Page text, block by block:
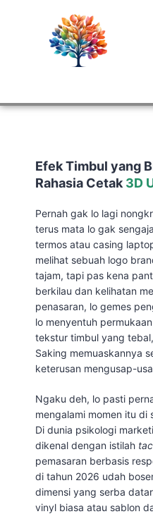
Efek Timbul yang
Rahasia Cetak 3D
Pernah gak lo lagi
terus mata lo gak
termos atau casing
melihat sebuah logo
tajam, tapi pas kena
berkilau dan kelihatan
penasaran, lo gemes
lo menyentuh
tekstur timbul yang
Saking memuaskannya
keterusan mengusap-
Ngaku deh, lo pasti
mengalami momen itu di
Di dunia psikologi
dikenal dengan istilah
pemasaran berbasis
di tahun 2026 udah
dimensi yang serba
vinyl biasa atau sablon